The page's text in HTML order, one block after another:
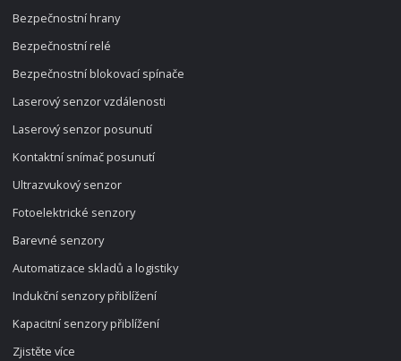
Bezpečnostní hrany
Bezpečnostní relé
Bezpečnostní blokovací spínače
Laserový senzor vzdálenosti
Laserový senzor posunutí
Kontaktní snímač posunutí
Ultrazvukový senzor
Fotoelektrické senzory
Barevné senzory
Automatizace skladů a logistiky
Indukční senzory přiblížení
Kapacitní senzory přiblížení
Zjistěte více